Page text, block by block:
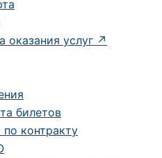
оказания услуг ↗️
билетов
контракту